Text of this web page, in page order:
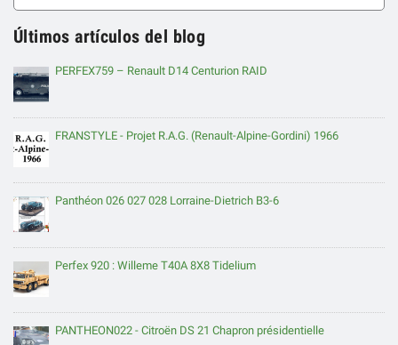
Últimos artículos del blog
PERFEX759 – Renault D14 Centurion RAID
FRANSTYLE - Projet R.A.G. (Renault-Alpine-Gordini) 1966
Panthéon 026 027 028 Lorraine-Dietrich B3-6
Perfex 920 : Willeme T40A 8X8 Tidelium
PANTHEON022 - Citroën DS 21 Chapron présidentielle